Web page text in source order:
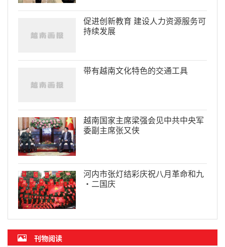
促进创新教育 建设人力资源服务可
持续发展
带有越南文化特色的交通工具
越南国家主席梁强会见中共中央军
委副主席张又侠
河内市张灯结彩庆祝八月革命和九
·二国庆
刊物阅读